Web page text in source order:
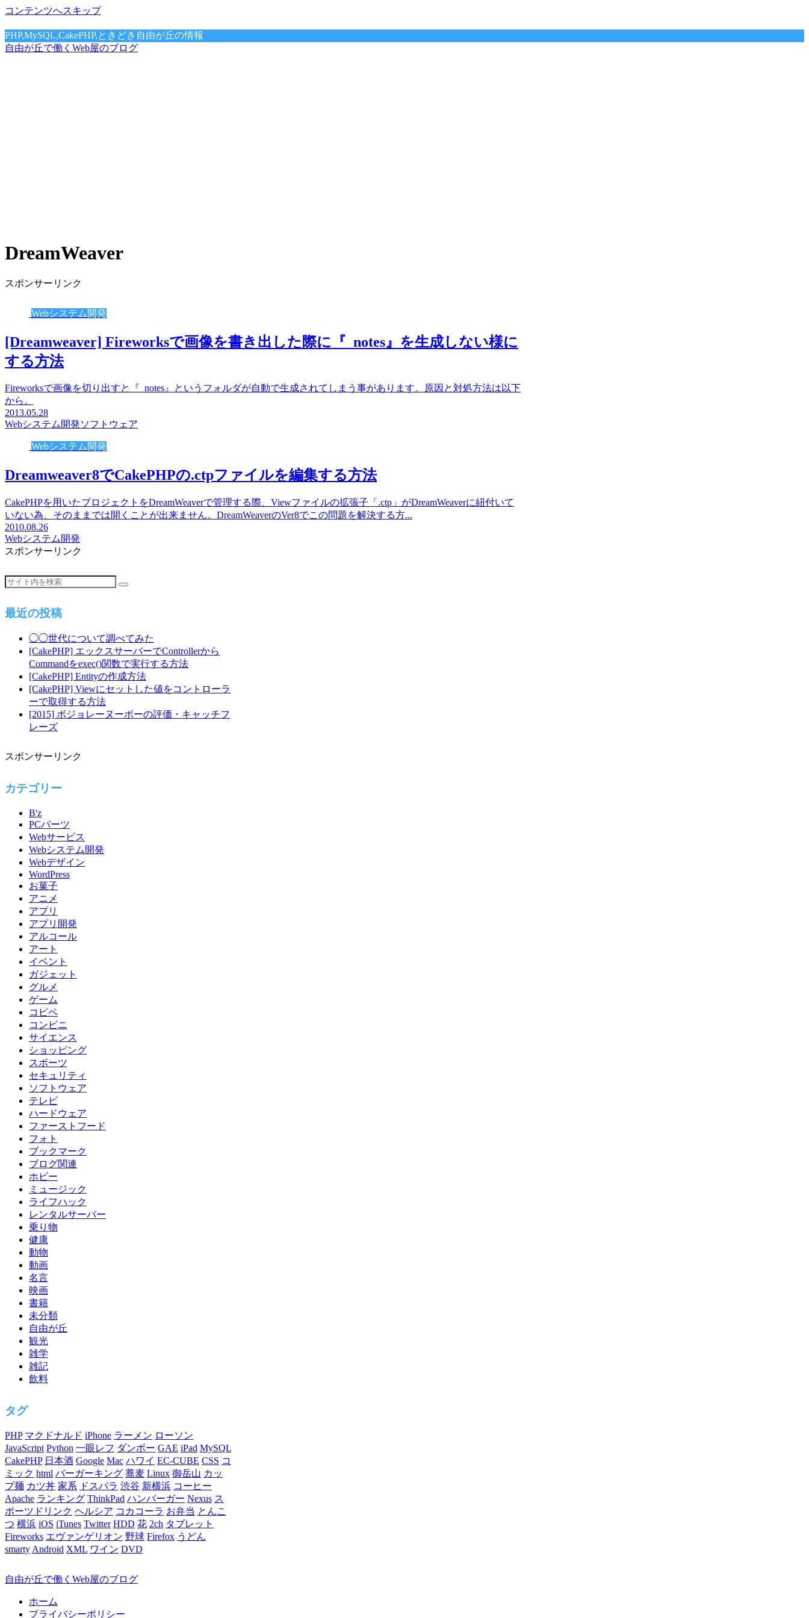
コンテンツへスキップ
PHP,MySQL,CakePHP,ときどき自由が丘の情報
自由が丘で働くWeb屋のブログ
DreamWeaver
スポンサーリンク
Webシステム開発
[Dreamweaver] Fireworksで画像を書き出した際に『_notes』を生成しない様に
する方法
Fireworksで画像を切り出すと『_notes』というフォルダが自動で生成されてしまう事があります。原因と対処方法は以下
から。
2013.05.28
Webシステム開発ソフトウェア
Webシステム開発
Dreamweaver8でCakePHPの.ctpファイルを編集する方法
CakePHPを用いたプロジェクトをDreamWeaverで管理する際、Viewファイルの拡張子「.ctp」がDreamWeaverに紐付いて
いない為、そのままでは開くことが出来ません。DreamWeaverのVer8でこの問題を解決する方...
2010.08.26
Webシステム開発
スポンサーリンク
最近の投稿
◯◯世代について調べてみた
[CakePHP] エックスサーバーでControllerから
Commandをexec()関数で実行する方法
[CakePHP] Entityの作成方法
[CakePHP] Viewにセットした値をコントローラ
ーで取得する方法
[2015] ボジョレーヌーボーの評価・キャッチフ
レーズ
スポンサーリンク
カテゴリー
B'z
PCパーツ
Webサービス
Webシステム開発
Webデザイン
WordPress
お菓子
アニメ
アプリ
アプリ開発
アルコール
アート
イベント
ガジェット
グルメ
ゲーム
コピペ
コンビニ
サイエンス
ショッピング
スポーツ
セキュリティ
ソフトウェア
テレビ
ハードウェア
ファーストフード
フォト
ブックマーク
ブログ関連
ホビー
ミュージック
ライフハック
レンタルサーバー
乗り物
健康
動物
動画
名言
映画
書籍
未分類
自由が丘
観光
雑学
雑記
飲料
タグ
PHP マクドナルド iPhone ラーメン ローソン
JavaScript Python 一眼レフ ダンボー GAE iPad MySQL
CakePHP 日本酒 Google Mac ハワイ EC-CUBE CSS コ
ミック html バーガーキング 蕎麦 Linux 御岳山 カッ
プ麺 カツ丼 家系 ドスパラ 渋谷 新横浜 コーヒー
Apache ランキング ThinkPad ハンバーガー Nexus ス
ポーツドリンク ヘルシア コカコーラ お弁当 とんこ
つ 横浜 iOS iTunes Twitter HDD 花 2ch タブレット
Fireworks エヴァンゲリオン 野球 Firefox うどん
smartyAndroid XML ワイン DVD
自由が丘で働くWeb屋のブログ
ホーム
プライバシーポリシー